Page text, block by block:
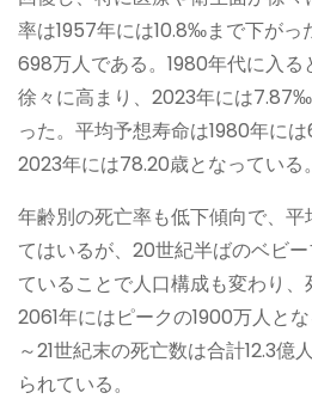
率は1957年には10.8‰まで下がっ
698万人である。1980年代に入る
徐々に高まり、2023年には7.87‰
った。平均予想寿命は1980年には
2023年には78.20歳となっている。
年齢別の死亡率も低下傾向で、
てはいるが、20世紀半ばのベビ
ていることで人口構成も変わり、
2061年にはピークの1900万人と
～21世紀末の死亡数は合計12.3億
られている。